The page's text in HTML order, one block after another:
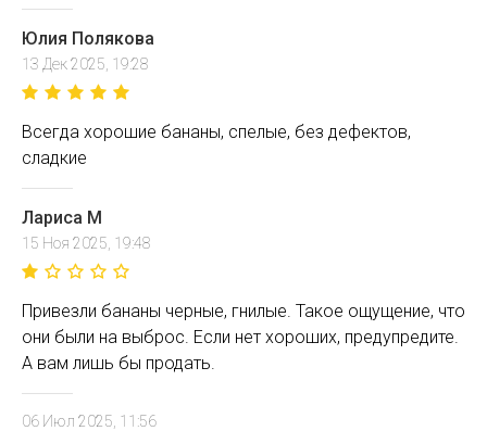
Юлия Полякова
13 Дек 2025, 19:28
Всегда хорошие бананы, спелые, без дефектов,
сладкие
Лариса М
15 Ноя 2025, 19:48
Привезли бананы черные, гнилые. Такое ощущение, что
они были на выброс. Если нет хороших, предупредите.
А вам лишь бы продать.
06 Июл 2025, 11:56